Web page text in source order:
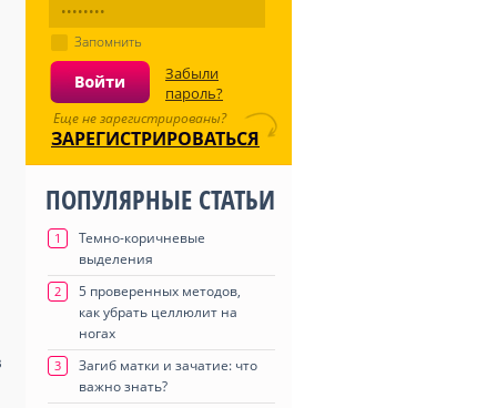
Запомнить
Забыли
пароль?
Еще не зарегистрированы?
ЗАРЕГИСТРИРОВАТЬСЯ
ПОПУЛЯРНЫЕ СТАТЬИ
1
Темно-коричневые
выделения
2
5 проверенных методов,
как убрать целлюлит на
ногах
3
Загиб матки и зачатие: что
важно знать?